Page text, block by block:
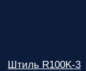
Штиль R100K-3